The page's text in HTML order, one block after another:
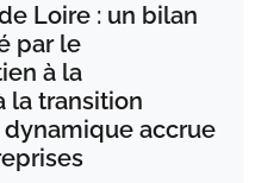
Loire : un bilan
par le
à la
la transition
accrue